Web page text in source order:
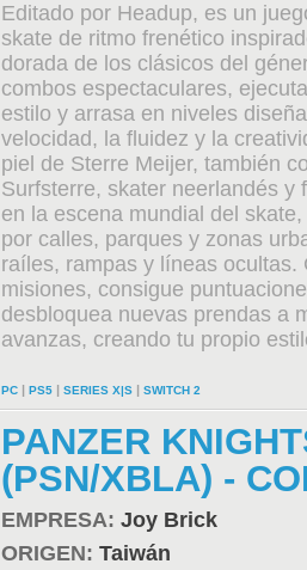
Editado por Headup, es un
skate de ritmo frenético
dorada de los clásicos del
combos espectaculares,
estilo y arrasa en niveles
velocidad, la fluidez y la
piel de Sterre Meijer, también
Surfsterre, skater neerlandés y
en la escena mundial del
por calles, parques y zonas
raíles, rampas y líneas ocultas.
misiones, consigue
desbloquea nuevas prendas a
avanzas, creando tu propio
PC | PS5 | SERIES X|S | SWITCH 2
PANZER
(PSN/XBLA) -
EMPRESA: Joy Brick
ORIGEN: Taiwán